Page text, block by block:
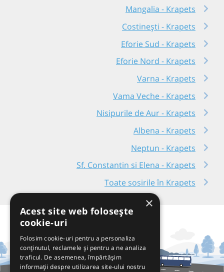
Mangalia - Krapets
Costinești - Krapets
Eforie Sud - Krapets
Eforie Nord - Krapets
Varna - Krapets
Vama Veche - Krapets
Nisipurile de Aur - Krapets
Albena - Krapets
Neptun - Krapets
Sf. Constantin si Elena - Krapets
Toate sosirile în Krapets
×
Acest site web folosește
cookie-uri
Folosim cookie-uri pentru a personaliza
conținutul, reclamele și pentru a ne analiza
traficul. De asemenea, împărtășim
informații despre utilizarea site-ului nostru